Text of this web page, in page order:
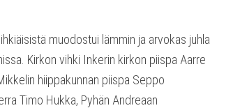
muodostui lämmin ja arvokas juhla
Kirkon vihki Inkerin kirkon piispa Aarre
hiippakunnan piispa Seppo
Timo Hukka, Pyhän Andreaan